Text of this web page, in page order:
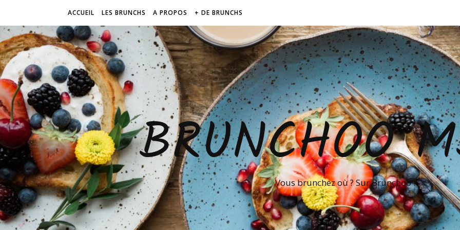
ACCUEIL LES BRUNCHS A PROPOS + DE BRUNCHS
BRUNCHOO
Vous brunchez où ? Sur Brunchoo !